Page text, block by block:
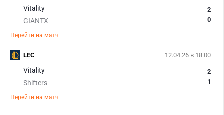
Vitality
GIANTX
2
0
Перейти на матч
12.04.26 в 18:00
Vitality
Shifters
2
1
Перейти на матч
LEC